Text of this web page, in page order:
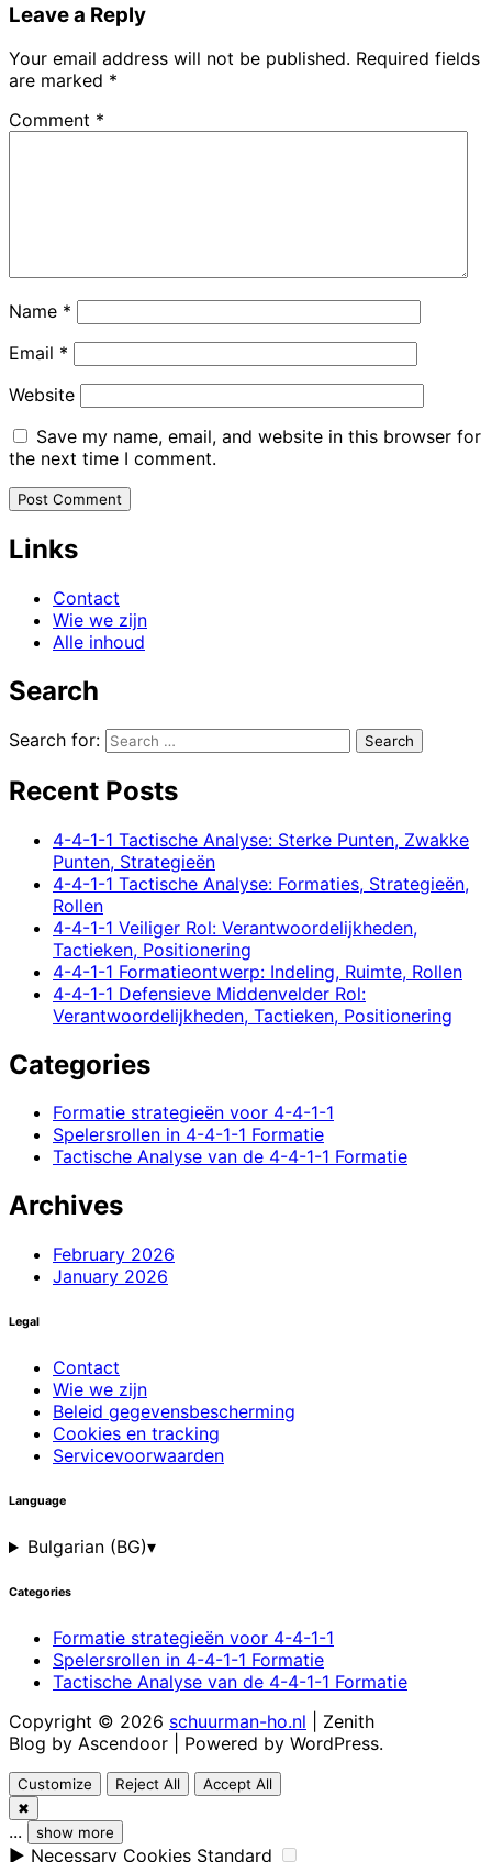
Leave a Reply
Your email address will not be published. Required fields
are marked *
Comment *
Name *
Email *
Website
Save my name, email, and website in this browser for
the next time I comment.
Links
Contact
Wie we zijn
Alle inhoud
Search
Search for:
Recent Posts
4-4-1-1 Tactische Analyse: Sterke Punten, Zwakke
Punten, Strategieën
4-4-1-1 Tactische Analyse: Formaties, Strategieën,
Rollen
4-4-1-1 Veiliger Rol: Verantwoordelijkheden,
Tactieken, Positionering
4-4-1-1 Formatieontwerp: Indeling, Ruimte, Rollen
4-4-1-1 Defensieve Middenvelder Rol:
Verantwoordelijkheden, Tactieken, Positionering
Categories
Formatie strategieën voor 4-4-1-1
Spelersrollen in 4-4-1-1 Formatie
Tactische Analyse van de 4-4-1-1 Formatie
Archives
February 2026
January 2026
Legal
Contact
Wie we zijn
Beleid gegevensbescherming
Cookies en tracking
Servicevoorwaarden
Language
Bulgarian (BG)▾
Categories
Formatie strategieën voor 4-4-1-1
Spelersrollen in 4-4-1-1 Formatie
Tactische Analyse van de 4-4-1-1 Formatie
Copyright © 2026 schuurman-ho.nl | Zenith
Blog by Ascendoor | Powered by WordPress.
Customize Reject All
Accept All
✖
... show more
► Necessary Cookies Standard